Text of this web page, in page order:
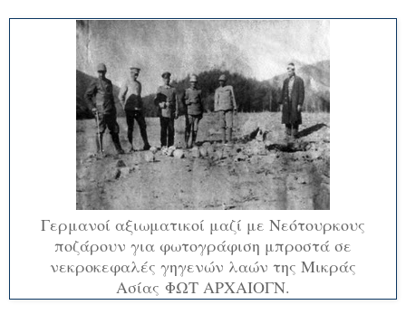
Γερμανοί αξιωματικοί μαζί με Νεότουρκους
ποζάρουν για φωτογράφιση μπροστά σε
νεκροκεφαλές γηγενών λαών της Μικράς
Ασίας ΦΩΤ ΑΡΧΑΙΟΓΝ.